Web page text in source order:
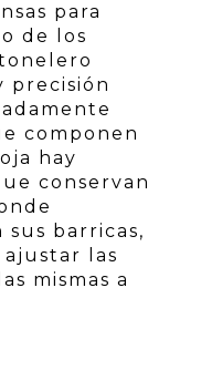
para
de los
precisión
componen
hay
conservan
barricas,
las
mismas a